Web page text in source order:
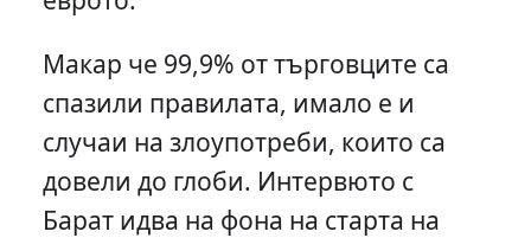
Макар че 99,9% от търговците са
спазили правилата, имало е и
случаи на злоупотреби, които са
довели до глоби. Интервюто с
Барат идва на фона на старта на